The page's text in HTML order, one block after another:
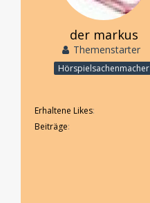
der markus
Themenstarter
Hörspielsachenmacher
Erhaltene Likes
Beiträge